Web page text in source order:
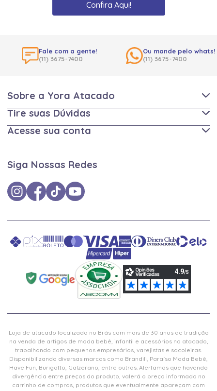
Confira Aqui!
Fale com a gente!
(11) 3675-7400
Ou mande pelo whats!
(11) 3675-7400
Sobre a Yora Atacado
Tire suas Dúvidas
Acesse sua conta
Siga Nossas Redes
Loja de atacado localizada no Brás com mais de 30 anos de tradição
na venda de artigos de moda bebê, infantil e acessórios no atacado,
trabalhando com pequenos empresários, varejistas e sacoleiras.
Disponibilizando diversas marcas como Brandili, Paraíso Moda Bebê,
Have Fun, Burigotto, Galzerano, entre outras. Alertamos que havendo
divergência entre preços do produto, valerá o preço informado no
carrinho de compras, produtos que eventualmente apareçam com